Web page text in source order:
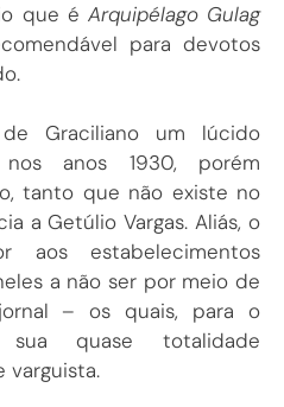
que é Arquipélago Gulag
para devotos
Graciliano um lúcido
anos 1930, porém
tanto que não existe no
a Getúlio Vargas. Aliás, o
aos estabelecimentos
a não ser por meio de
– os quais, para o
quase totalidade
varguista.